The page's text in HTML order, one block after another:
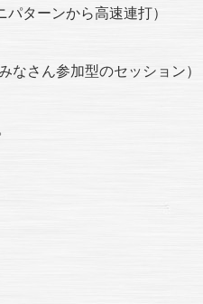
ターンから高速連打）
なさん参加型のセッション）